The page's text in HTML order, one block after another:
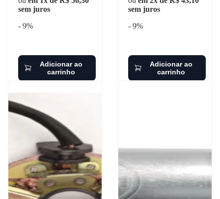
sem juros
- 9%
Adicionar ao
carrinho
sem juros
- 9%
Adicionar ao
carrinho